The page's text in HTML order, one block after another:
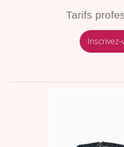
Tarifs
Inscrivez-